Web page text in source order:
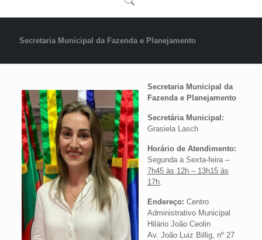
Secretaria Municipal da Fazenda e Planejamento
Secretaria Municipal da
Fazenda e Planejamento
Secretária Municipal:
Grasiela Lasch
Horário de Atendimento:
Segunda a Sexta-feira –
7h45 às 12h – 13h15 às
17h.
Endereço: Centro
Administrativo Municipal
Hilário João Ceolin
Av. João Luiz Billig, nº 27